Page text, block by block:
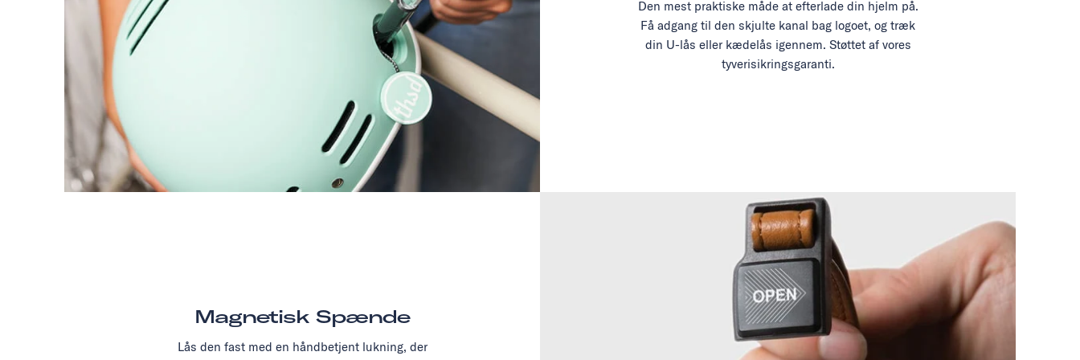
Den mest praktiske måde at efterlade din hjelm på.
Få adgang til den skjulte kanal bag logoet, og træk
din U-lås eller kædelås igennem. Støttet af vores
tyverisikringsgaranti.
Magnetisk Spænde
Lås den fast med en håndbetjent lukning, der